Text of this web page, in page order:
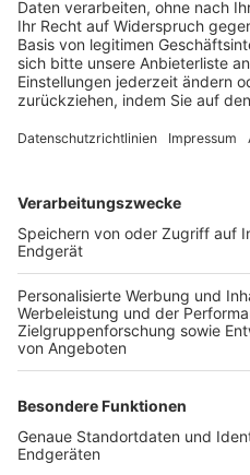
Trainerbörse
Login SpielPlus
FOLGE DEM BFV
TOP-VEREINE
TOP-PARTNER